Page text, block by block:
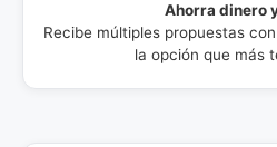
Ahorra dinero
Recibe múltiples propuestas
la opción que más